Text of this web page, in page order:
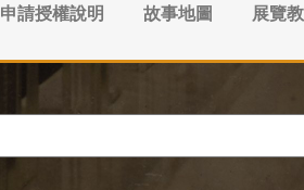
申請授權說明 故事地圖 展覽